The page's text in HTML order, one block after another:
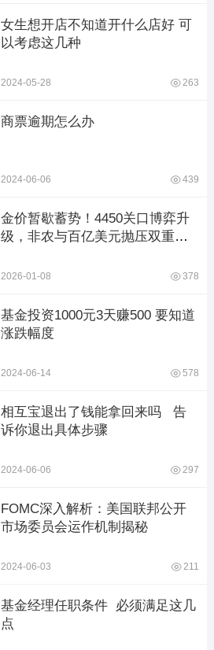
女生想开店不知道开什么店好 可
以考虑这几种
2024-05-28 263
商票逾期怎么办
2024-06-06 439
金价暂歇蓄势！4450关口博弈升
级，非农与百亿美元抛压双重大
2026-01-08 378
基金投资1000元3天赚500 要知道
涨跌幅度
2024-06-14 578
相互宝退出了钱能拿回来吗   告
诉你退出具体步骤
2024-06-06 297
FOMC深入解析：美国联邦公开
市场委员会运作机制揭秘
2024-06-03 211
基金经理任职条件  必须满足这几
点